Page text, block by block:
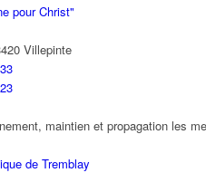
pour Christ"
Villepinte
maintien et propagation les
de Tremblay